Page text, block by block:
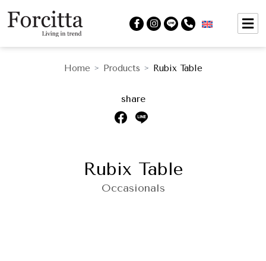
Home > Products > Rubix Table
share
Rubix Table
Occasionals